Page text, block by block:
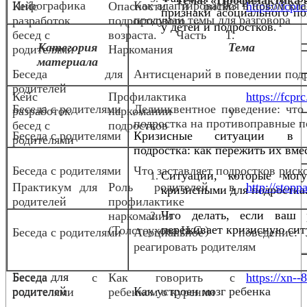
признаки асоциального
у детей и подростков.
Беседа для
родителей
Антисценарий в поведении
Беседа с родителями
Кризисные ситуации в
подростка: как пережить их
Ситуации, которые
кризисными для
Что делать, если ваш
переживает кризисную
Беседа для
родителей
Как устроен мозг ребенка
Кейс
разработок
бесед с
родителями
Опасности и риски
подросткового
возраста.
Часть 1.
Наркомания
https://
Кейс
разработок
бесед с
родителями
Профилактика
наркомании у
подростков
https://
Практикум для
родителей
Роль родителей в
профилактике
наркомании
(Толстоухова Н.С.)
http://
Беседа с
родителями
Как говорить с
ребенком о курении
https://xn--
Инфографика
Как адаптироваться в новом
продумай темы для разговора
Категория
материала
Тема
Беседа с родителями
Делинквентное поведение: что
подростка на противоправные
Беседа с родителями Что заставляет подростков
Беседа с родителями
Асоциальное
реагировать родителям